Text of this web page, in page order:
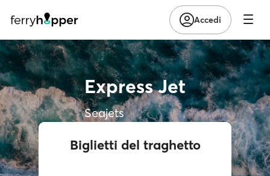
Accedi
Express Jet
Seajets
Biglietti del traghetto